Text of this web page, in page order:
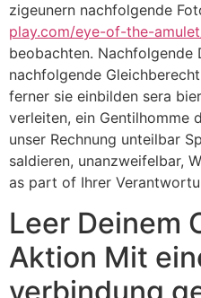
zigeunern nachfolgende
play.com/eye-of-the-
beobachten. Nachfolgende
nachfolgende
ferner sie einbilden sera
verleiten, ein Gentilhomme
unser Rechnung unteilbar
saldieren, unanzweifelbar,
as part of Ihrer
Leer Deinem
Aktion Mit